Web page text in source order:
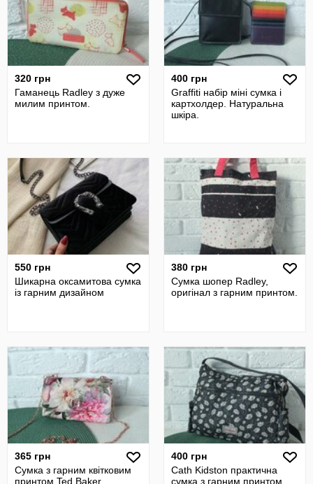
320 грн
Гаманець Radley з дуже
милим принтом.
400 грн
Graffiti набір міні сумка і
картхолдер. Натуральна
шкіра.
550 грн
Шикарна оксамитова сумка
із гарним дизайном
380 грн
Сумка шопер Radley,
оригінал з гарним принтом.
365 грн
Сумка з гарним квітковим
принтом Ted Baker.
400 грн
Cath Kidston практична
сумка з гарним принтом.